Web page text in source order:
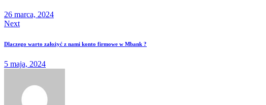
26 marca, 2024
Next
Dlaczego warto założyć z nami konto firmowe w Mbank ?
5 maja, 2024